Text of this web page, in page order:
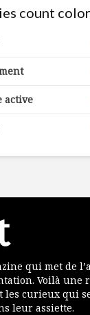
count color
active
qui met de
Voilà une
les curieux qui
leur assiette.